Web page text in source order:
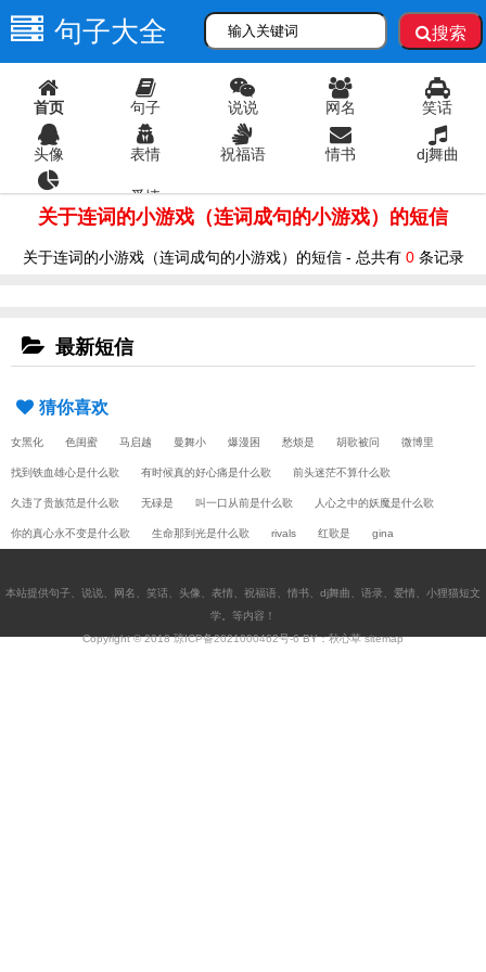
句子大全 搜索
首页 句子 说说 网名 笑话
头像 表情 祝福语 情书 dj舞曲
爱情
关于连词的小游戏（连词成句的小游戏）的短信
关于连词的小游戏（连词成句的小游戏）的短信 - 总共有 0条记录
最新短信
猜你喜欢
女黑化 色闺蜜 马启越 曼舞小 爆漫困 愁烦是 胡歌被问 微博里
找到铁血雄心是什么歌 有时候真的好心痛是什么歌 前头迷茫不算什么歌
久违了贵族范是什么歌 无碌是 叫一口从前是什么歌 人心之中的妖魔是什么歌
你的真心永不变是什么歌 生命那到光是什么歌 rivals 红歌是 gina
本站提供句子 说说 网名 笑话 头像 表情 祝福语 情书 dj舞曲 语录 爱情
小狸猫短文
学 。等内容！
Copyright © 2018琼ICP备2021000462号-6BY：秋心草sitemap